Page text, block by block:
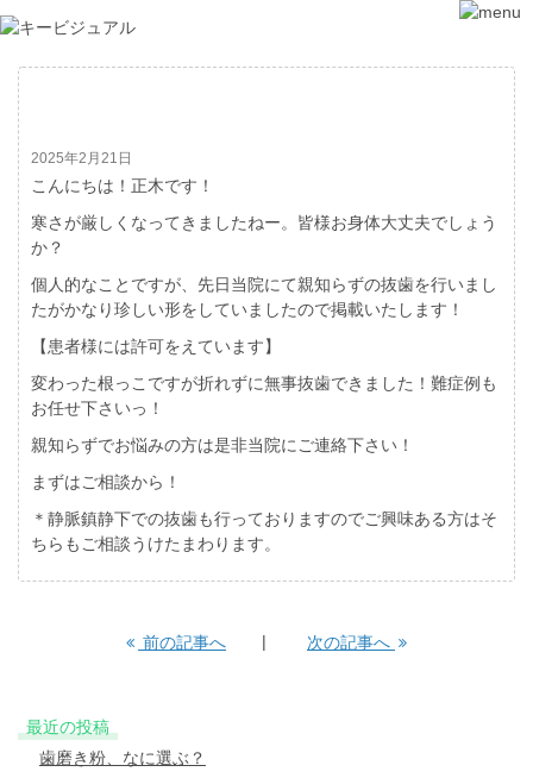
2025年2月21日
こんにちは！正木です！
寒さが厳しくなってきましたねー。皆様お身体大丈夫でしょう
か？
個人的なことですが、先日当院にて親知らずの抜歯を行いまし
たがかなり珍しい形をしていましたので掲載いたします！
【患者様には許可をえています】
変わった根っこですが折れずに無事抜歯できました！難症例も
お任せ下さいっ！
親知らずでお悩みの方は是非当院にご連絡下さい！
まずはご相談から！
＊静脈鎮静下での抜歯も行っておりますのでご興味ある方はそ
ちらもご相談うけたまわります。
前の記事へ 次の記事へ
最近の投稿
歯磨き粉、なに選ぶ？